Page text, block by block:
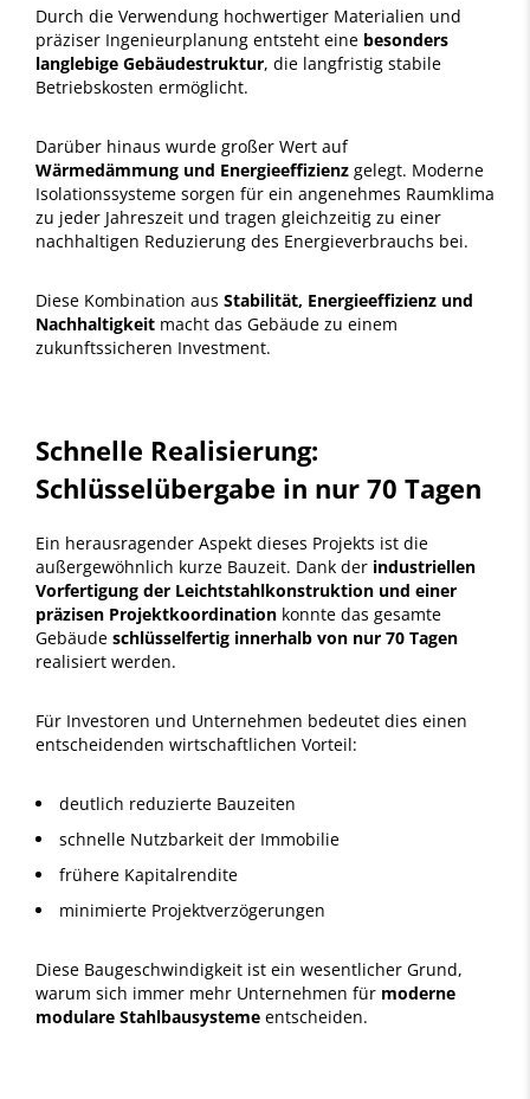
Durch die Verwendung hochwertiger Materialien und
präziser Ingenieurplanung entsteht eine besonders
langlebige Gebäudestruktur, die langfristig stabile
Betriebskosten ermöglicht.
Darüber hinaus wurde großer Wert auf
Wärmedämmung und Energieeffizienz gelegt. Moderne
Isolationssysteme sorgen für ein angenehmes Raumklima
zu jeder Jahreszeit und tragen gleichzeitig zu einer
nachhaltigen Reduzierung des Energieverbrauchs bei.
Diese Kombination aus Stabilität, Energieeffizienz und
Nachhaltigkeit macht das Gebäude zu einem
zukunftssicheren Investment.
Schnelle Realisierung:
Schlüsselübergabe in nur 70 Tagen
Ein herausragender Aspekt dieses Projekts ist die
außergewöhnlich kurze Bauzeit. Dank der industriellen
Vorfertigung der Leichtstahlkonstruktion und einer
präzisen Projektkoordination konnte das gesamte
Gebäude schlüsselfertig innerhalb von nur 70 Tagen
realisiert werden.
Für Investoren und Unternehmen bedeutet dies einen
entscheidenden wirtschaftlichen Vorteil:
deutlich reduzierte Bauzeiten
schnelle Nutzbarkeit der Immobilie
frühere Kapitalrendite
minimierte Projektverzögerungen
Diese Baugeschwindigkeit ist ein wesentlicher Grund,
warum sich immer mehr Unternehmen für moderne
modulare Stahlbausysteme entscheiden.